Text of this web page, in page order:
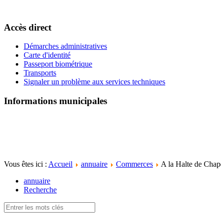
Accès direct
Démarches administratives
Carte d'identité
Passeport biométrique
Transports
Signaler un problème aux services techniques
Informations municipales
Vous êtes ici : Accueil annuaire Commerces
A la Halte de
annuaire
Recherche